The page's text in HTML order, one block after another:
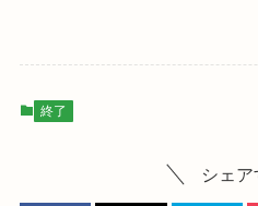
終了
シェア